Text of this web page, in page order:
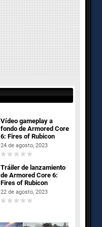
Vídeo gameplay a
fondo de Armored Core
6: Fires of Rubicon
24 de agosto, 2023
Tráiler de lanzamiento
de Armored Core 6:
Fires of Rubicon
22 de agosto, 2023